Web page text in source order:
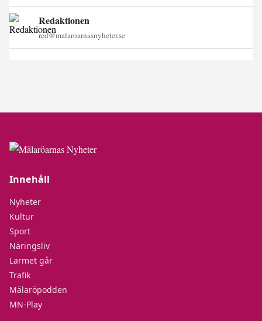
Redaktionen
red@malaroarnasnyheter.se
Innehåll
Nyheter
Kultur
Sport
Näringsliv
Larmet går
Trafik
Mälaröpodden
MN-Play